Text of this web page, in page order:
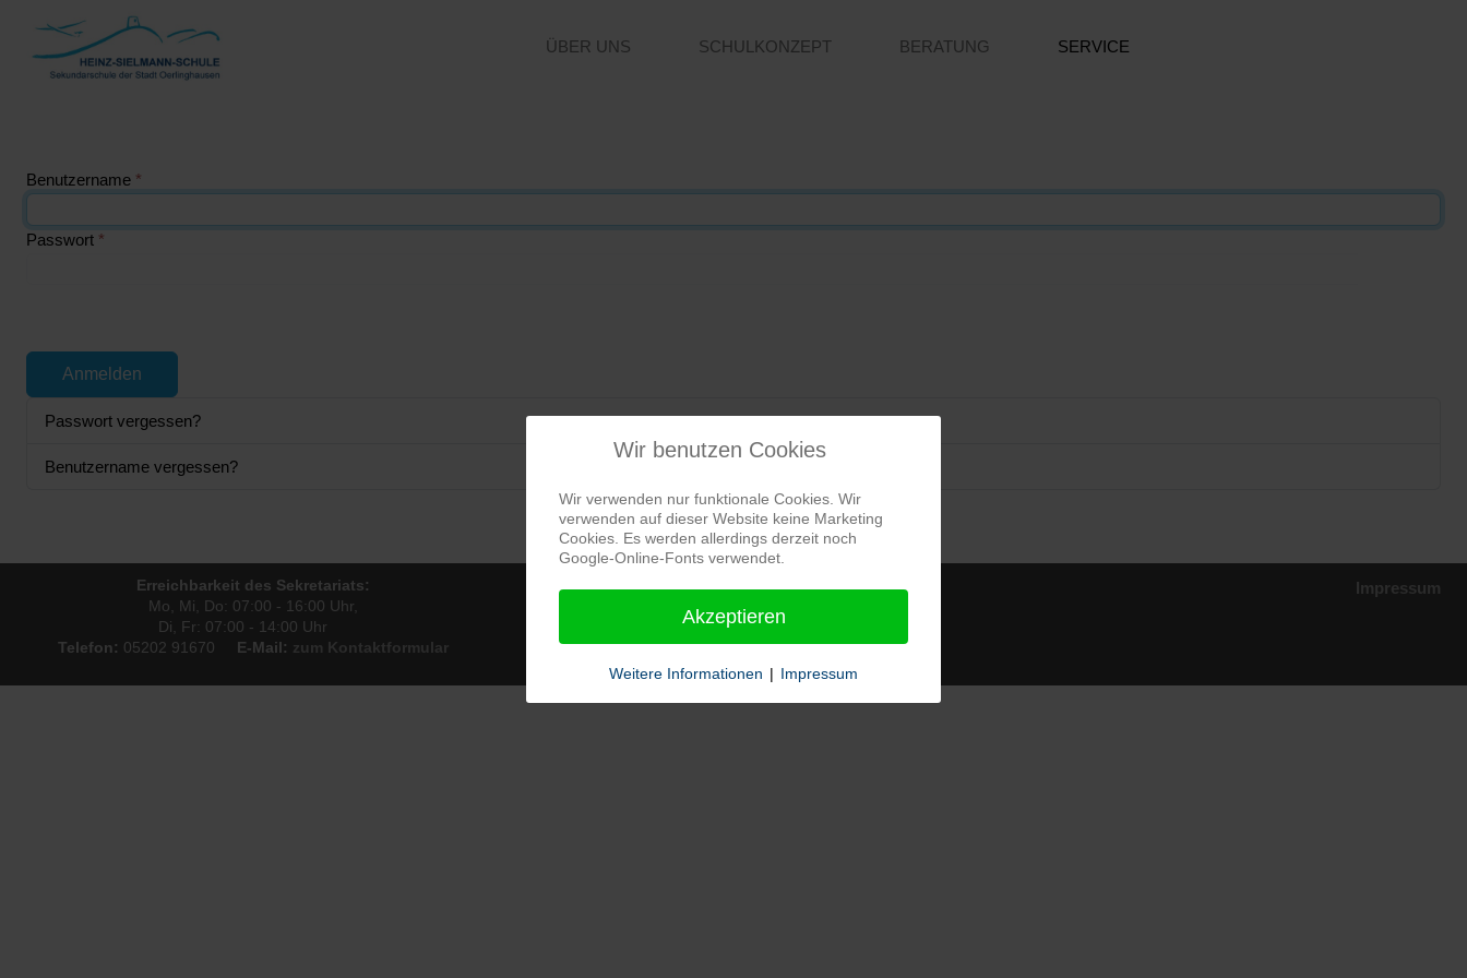
ÜBER UNS SCHULKONZEPT BERATUNG SERVICE
Benutzername *
Passwort *
Anmelden
Passwort vergessen?
Benutzername vergessen?
Erreichbarkeit des Sekretariats:
Mo, Mi, Do: 07:00 - 16:00 Uhr,
Di, Fr: 07:00 - 14:00 Uhr
Telefon: 05202 91670 E-Mail: zum Kontaktformular
© Heinz-Sielmann-Schule 2026, Powered byTheme-Point Impressum
Wir benutzen Cookies
Wir verwenden nur funktionale Cookies. Wir
verwenden auf dieser Website keine Marketing
Cookies. Es werden allerdings derzeit noch
Google-Online-Fonts verwendet.
Akzeptieren
Weitere Informationen | Impressum